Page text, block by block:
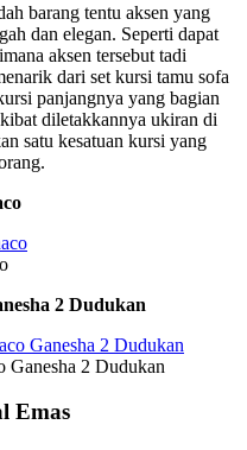
barang tentu aksen yang
dan elegan. Seperti dapat
aksen tersebut tadi
dari set kursi tamu sofa
panjangnya yang bagian
diletakkannya ukiran di
satu kesatuan kursi yang
2 Dudukan
2 Dudukan
Emas